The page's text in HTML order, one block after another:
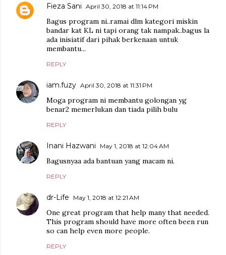
Fieza Sani April 30, 2018 at 11:14 PM
Bagus program ni..ramai dlm kategori miskin
bandar kat KL ni tapi orang tak nampak..bagus la
ada inisiatif dari pihak berkenaan untuk
membantu...
REPLY
iam.fuzy April 30, 2018 at 11:31 PM
Moga program ni membantu golongan yg
benar2 memerlukan dan tiada pilih bulu
REPLY
Inani Hazwani May 1, 2018 at 12:04 AM
Bagusnyaa ada bantuan yang macam ni.
REPLY
dr-Life May 1, 2018 at 12:21 AM
One great program that help many that needed.
This program should have more often been run
so can help even more people.
REPLY